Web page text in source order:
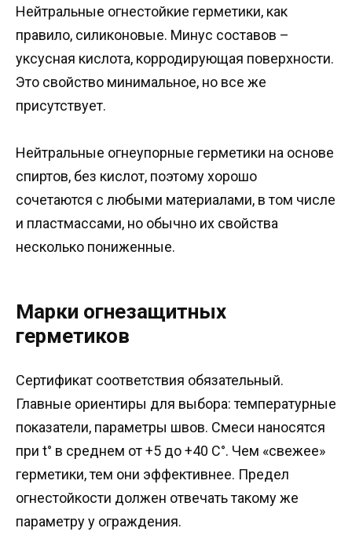
Нейтральные огнестойкие герметики, как
правило, силиконовые. Минус составов –
уксусная кислота, корродирующая поверхности.
Это свойство минимальное, но все же
присутствует.
Нейтральные огнеупорные герметики на основе
спиртов, без кислот, поэтому хорошо
сочетаются с любыми материалами, в том числе
и пластмассами, но обычно их свойства
несколько пониженные.
Марки огнезащитных
герметиков
Сертификат соответствия обязательный.
Главные ориентиры для выбора: температурные
показатели, параметры швов. Смеси наносятся
при t° в среднем от +5 до +40 C°. Чем «свежее»
герметики, тем они эффективнее. Предел
огнестойкости должен отвечать такому же
параметру у ограждения.